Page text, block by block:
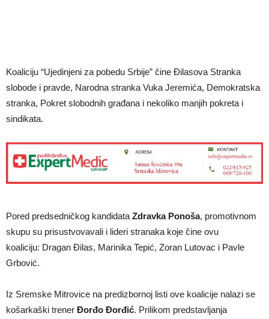
Koaliciju “Ujedinjeni za pobedu Srbije” čine Đilasova Stranka
slobode i pravde, Narodna stranka Vuka Jeremića, Demokratska
stranka, Pokret slobodnih građana i nekoliko manjih pokreta i
sindikata.
Pored predsedničkog kandidata Zdravka Ponoša, promotivnom
skupu su prisustvovavali i lideri stranaka koje čine ovu
koaliciju: Dragan Đilas, Marinika Tepić, Zoran Lutovac i Pavle
Grbović.
Iz Sremske Mitrovice na predizbornoj listi ove koalicije nalazi se
košarkaški trener Đorđo Đorđić. Prilikom predstavljanja